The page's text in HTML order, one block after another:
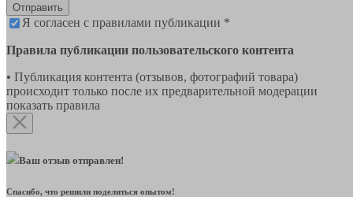
Отправить
Я согласен с правилами публикации *
Правила публикации пользовательского контента
• Публикация контента (отзывов, фотографий товара)
происходит только после их предварительной модерации
показать правила
Ваш отзыв отправлен!
Спасибо, что решили поделиться опытом!